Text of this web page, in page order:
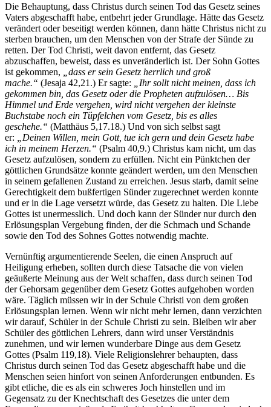
Die Behauptung, dass Christus durch seinen Tod das Gesetz seines
Vaters abgeschafft habe, entbehrt jeder Grundlage. Hätte das Gesetz
verändert oder beseitigt werden können, dann hätte Christus nicht zu
sterben brauchen, um den Menschen von der Strafe der Sünde zu
retten. Der Tod Christi, weit davon entfernt, das Gesetz
abzuschaffen, beweist, dass es unveränderlich ist. Der Sohn Gottes
ist gekommen,
„dass er sein Gesetz herrlich und groß
mache.“ (Jesaja 42,21.) Er sagte:
„Ihr sollt nicht meinen, dass ich
gekommen bin, das Gesetz oder die Propheten aufzulösen… Bis
Himmel und Erde vergehen, wird nicht vergehen der kleinste
Buchstabe noch ein Tüpfelchen vom Gesetz, bis es alles
geschehe.“ (Matthäus 5,17.18.) Und von sich selbst sagt
er:
„Deinen Willen, mein Gott, tue ich gern und dein Gesetz habe
ich in meinem Herzen.“ (Psalm 40,9.) Christus kam nicht, um das
Gesetz aufzulösen, sondern zu erfüllen. Nicht ein Pünktchen der
göttlichen Grundsätze konnte geändert werden, um den Menschen
in seinem gefallenen Zustand zu erreichen. Jesus starb, damit seine
Gerechtigkeit dem bußfertigen Sünder zugerechnet werden konnte
und er in die Lage versetzt würde, das Gesetz zu halten. Die Liebe
Gottes ist unermesslich. Und doch kann der Sünder nur durch den
Erlösungsplan Vergebung finden, der die Schmach und Schande
sowie den Tod des Sohnes Gottes notwendig machte.
Vernünftig argumentierende Seelen, die einen Anspruch auf
Heiligung erheben, sollten durch diese Tatsache die von vielen
geäußerte Meinung aus der Welt schaffen, dass durch seinen Tod
der Gehorsam gegenüber dem Gesetz Gottes aufgehoben worden
wäre. Täglich müssen wir in der Schule Christi von dem großen
Erlösungsplan lernen. Wenn wir nicht mehr lernen, dann verzichten
wir darauf, Schüler in der Schule Christi zu sein. Bleiben wir aber
Schüler des göttlichen Lehrers, dann wird unser Verständnis
zunehmen, und wir lernen wunderbare Dinge aus dem Gesetz
Gottes (Psalm 119,18). Viele Religionslehrer behaupten, dass
Christus durch seinen Tod das Gesetz abgeschafft habe und die
Menschen seien hinfort von seinen Anforderungen entbunden. Es
gibt etliche, die es als ein schweres Joch hinstellen und im
Gegensatz zu der Knechtschaft des Gesetzes die unter dem